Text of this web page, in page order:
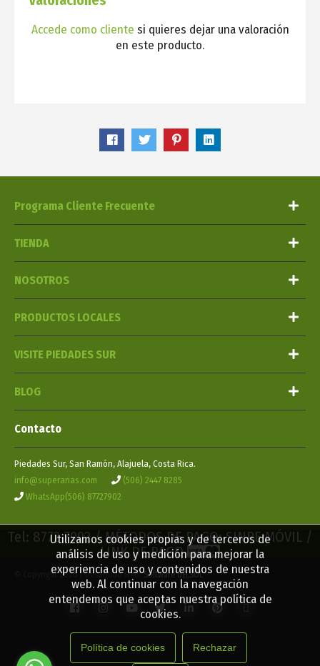
Accede como cliente si quieres dejar una valoración
en este producto.
Programa Cliente Frecuente
TIENDA
NOSOTROS
PRODUCTOS LOCALES
VISITE PIEDADES SUR
BLOG
Contacto
Piedades Sur, San Ramón, Alajuela, Costa Rica.
info@superarias.com
(506) 2447 8285
WhatsApp(506) 87727902
Tel: 8772 7902 / MÉTODOS DE PAGO: SINPE MÓVIL /
LINK DE PAGO
© Copyright 2026 | Desarrollo web:Software DELSOL
Utilizamos cookies propias y de terceros de
análisis de uso y medición para mejorar la
experiencia de uso y contenidos de nuestra
web. Al continuar con la navegación
entendemos que aceptas nuestra política de
cookies.
Política de cookies Rechazar